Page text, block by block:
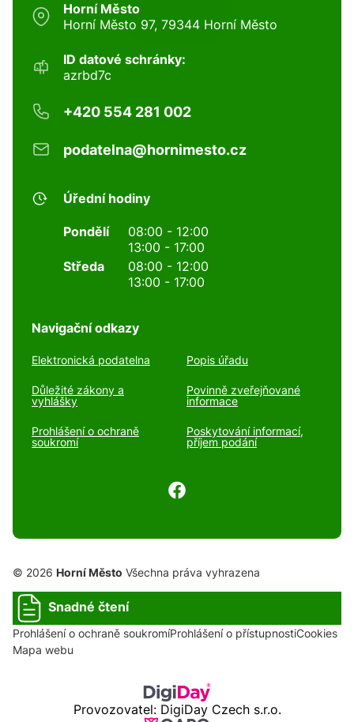
Horní Město
Horní Město 97, 79344 Horní Město
ID datové schránky:
azrbd7c
+420 554 281 002
podatelna@hornimesto.cz
Úřední hodiny
Pondělí
08:00 - 12:00
13:00 - 17:00
Středa
08:00 - 12:00
13:00 - 17:00
Navigační odkazy
Elektronická podatelna Popis úřadu
Důležité zákony a
vyhlášky
Povinně zveřejňované
informace
Prohlášení o ochraně
soukromí
Poskytování informací,
příjem podání
© 2026 Horní Město Všechna práva vyhrazena
Snadné čtení
Prohlášení o ochraně soukromíProhlášení o přístupnostiCookies
Mapa webu
Provozovatel: DigiDay Czech s.r.o.